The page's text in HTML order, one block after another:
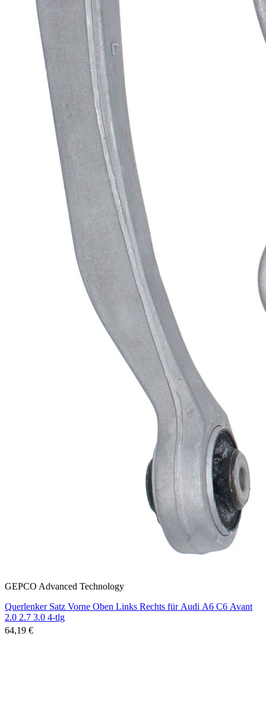
GEPCO Advanced Technology
Querlenker Satz Vorne Oben Links Rechts für Audi A6 C6 Avant
2.0 2.7 3.0 4-tlg
64,19 €